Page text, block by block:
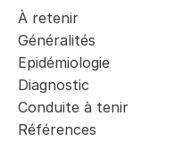
À retenir
Généralités
Epidémiologie
Diagnostic
Conduite à tenir
Références